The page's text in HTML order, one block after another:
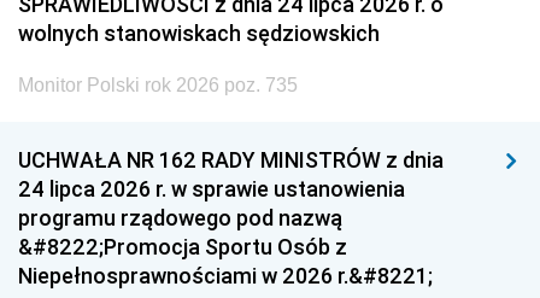
wolnych stanowiskach sędziowskich
Monitor Polski rok 2026 poz. 735
UCHWAŁA NR 162 RADY MINISTRÓW z dnia
24 lipca 2026 r. w sprawie ustanowienia
programu rządowego pod nazwą
&#8222;Promocja Sportu Osób z
Niepełnosprawnościami w 2026 r.&#8221;